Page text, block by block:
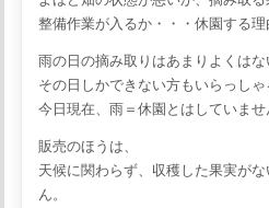
整備作業が入るか・・・休園する理
雨の日の摘み取りはあまりよくはな
その日しかできない方もいらっしゃ
今日現在、雨＝休園とはしていませ
販売のほうは、
天候に関わらず、収穫した果実が
ん。